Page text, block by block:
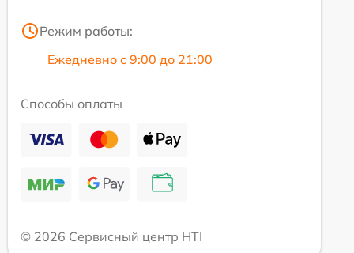
Режим работы:
Ежедневно с 9:00 до 21:00
Способы оплаты
© 2026 Сервисный центр HTI